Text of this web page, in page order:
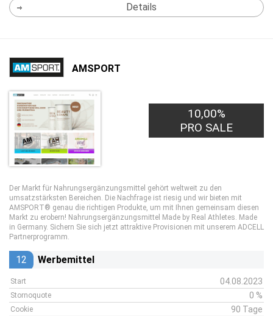
Details
AMSPORT
10,00%
PRO SALE
Der Markt für Nahrungsergänzungsmittel gehört weltweit zu den
umsatzstärksten Bereichen. Die Nachfrage ist riesig und wir bieten mit
AMSPORT® genau die richtigen Produkte, um mit Ihnen gemeinsam diesen
Markt zu erobern! Nahrungsergänzungsmittel Made by Real Athletes. Made
in Germany. Sichern Sie sich jetzt attraktive Provisionen mit unserem ADCELL
Partnerprogramm.
12 Werbemittel
Start 04.08.2023
Stornoquote 0 %
Cookie 90 Tage